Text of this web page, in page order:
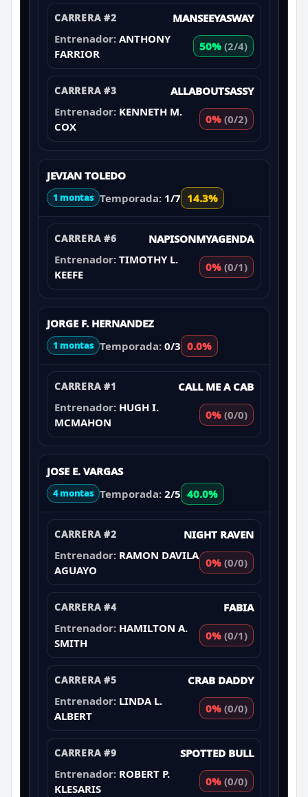
CARRERA #2
MANSEEYASWAY
Entrenador: ANTHONY
FARRIOR
50% (2/4)
CARRERA #3
ALLABOUTSASSY
Entrenador: KENNETH M.
COX
0% (0/2)
JEVIAN TOLEDO
1 montas Temporada: 1/7 14.3%
CARRERA #6
NAPISONMYAGENDA
Entrenador: TIMOTHY L.
KEEFE
0% (0/1)
JORGE F. HERNANDEZ
1 montas Temporada: 0/3 0.0%
CARRERA #1
CALL ME A CAB
Entrenador: HUGH I.
MCMAHON
0% (0/0)
JOSE E. VARGAS
4 montas Temporada: 2/5 40.0%
CARRERA #2
NIGHT RAVEN
Entrenador: RAMON DAVILA
AGUAYO
0% (0/0)
CARRERA #4
FABIA
Entrenador: HAMILTON A.
SMITH
0% (0/1)
CARRERA #5
CRAB DADDY
Entrenador: LINDA L.
ALBERT
0% (0/0)
CARRERA #9
SPOTTED BULL
Entrenador: ROBERT P.
KLESARIS
0% (0/0)